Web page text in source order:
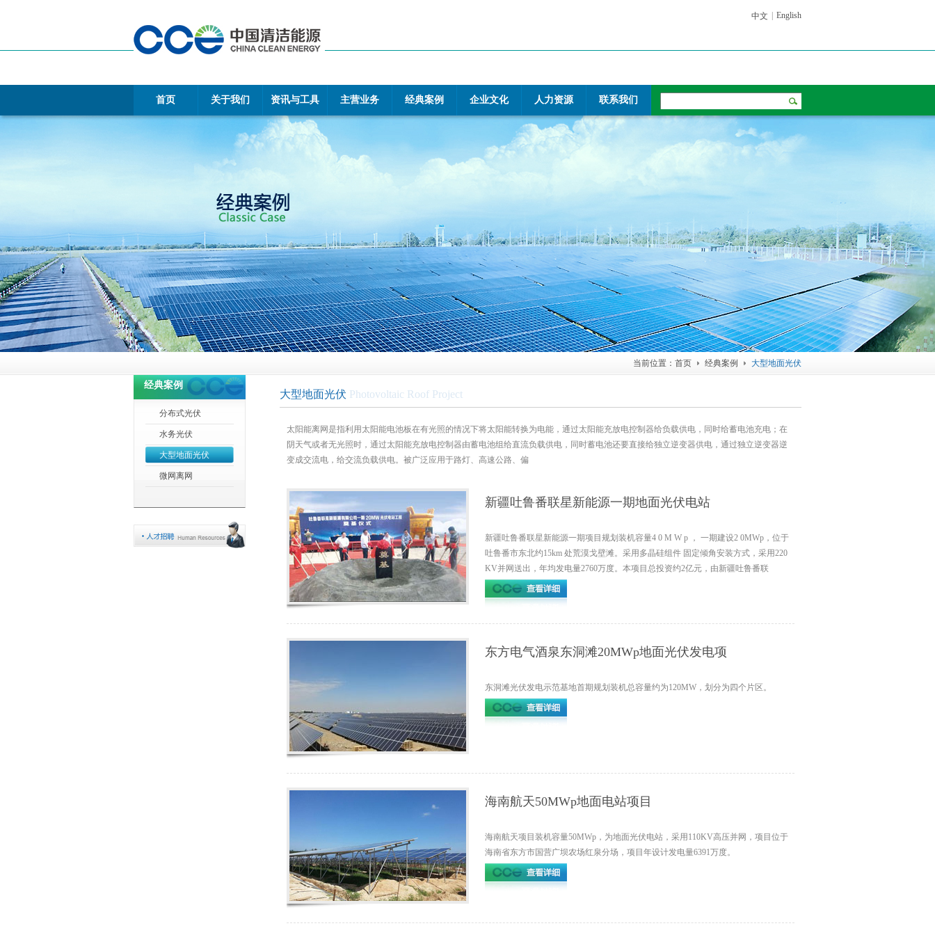
中文 English
首页 关于我们 资讯与工具 主营业务 经典案例 企业文化 人力资源 联系我们
当前位置： 首页 经典案例 大型地面光伏
经典案例
分布式光伏
水务光伏
大型地面光伏
微网离网
大型地面光伏 Photovoltaic Roof Project
太阳能离网是指利用太阳能电池板在有光照的情况下将太阳能转换为电能，通过太阳能充放电控制器给负载供电，同时给蓄电池充电；在
阴天气或者无光照时，通过太阳能充放电控制器由蓄电池组给直流负载供电，同时蓄电池还要直接给独立逆变器供电，通过独立逆变器逆
变成交流电，给交流负载供电。被广泛应用于路灯、高速公路、偏
新疆吐鲁番联星新能源一期地面光伏电站
20MWp
新疆吐鲁番联星新能源一期项目规划装机容量4 0 M W p ， 一期建设2 0MWp，位于
吐鲁番市东北约15km 处荒漠戈壁滩。采用多晶硅组件 固定倾角安装方式，采用220
KV并网送出，年均发电量2760万度。本项目总投资约2亿元，由新疆吐鲁番联
东方电气酒泉东洞滩20MWp地面光伏发电项
目
东洞滩光伏发电示范基地首期规划装机总容量约为120MW，划分为四个片区。
海南航天50MWp地面电站项目
海南航天项目装机容量50MWp，为地面光伏电站，采用110KV高压并网，项目位于
海南省东方市国营广坝农场红泉分场，项目年设计发电量6391万度。